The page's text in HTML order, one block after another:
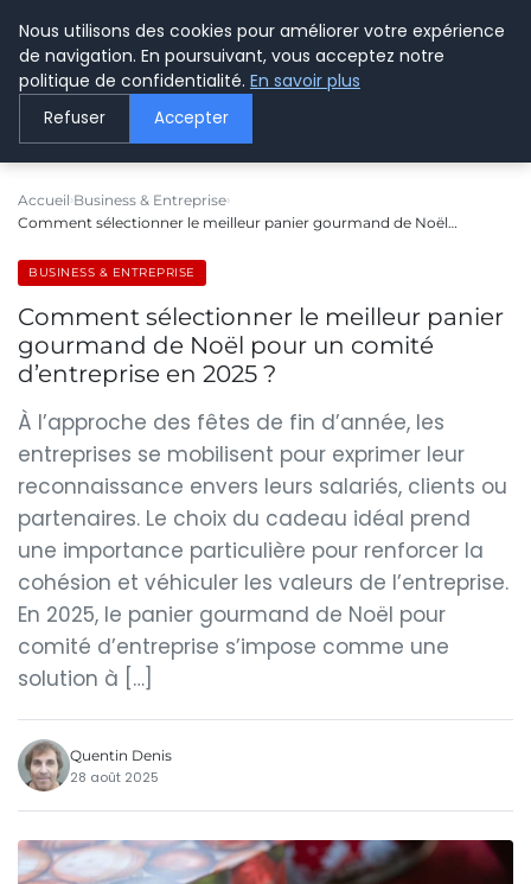
LE WEBMARKETING
Accueil Business & Entreprise
Comment sélectionner le meilleur panier gourmand de Noël…
BUSINESS & ENTREPRISE
Comment sélectionner le meilleur panier
gourmand de Noël pour un comité
d’entreprise en 2025 ?
À l’approche des fêtes de fin d’année, les
entreprises se mobilisent pour exprimer leur
reconnaissance envers leurs salariés, clients ou
partenaires. Le choix du cadeau idéal prend
une importance particulière pour renforcer la
cohésion et véhiculer les valeurs de l’entreprise.
En 2025, le panier gourmand de Noël pour
comité d’entreprise s’impose comme une
solution à […]
Quentin Denis
28 août 2025
Nous utilisons des cookies pour améliorer votre expérience
de navigation. En poursuivant, vous acceptez notre
politique de confidentialité. En savoir plus
Refuser Accepter